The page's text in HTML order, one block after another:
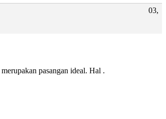
pasangan ideal. Hal .
03,